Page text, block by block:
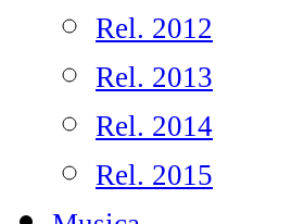
Rel. 2012
Rel. 2013
Rel. 2014
Rel. 2015